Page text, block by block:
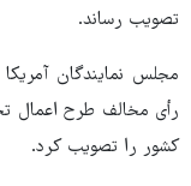
تصویب رساند.
رأی مخالف طرح اعمال
کشور را تصویب کرد.